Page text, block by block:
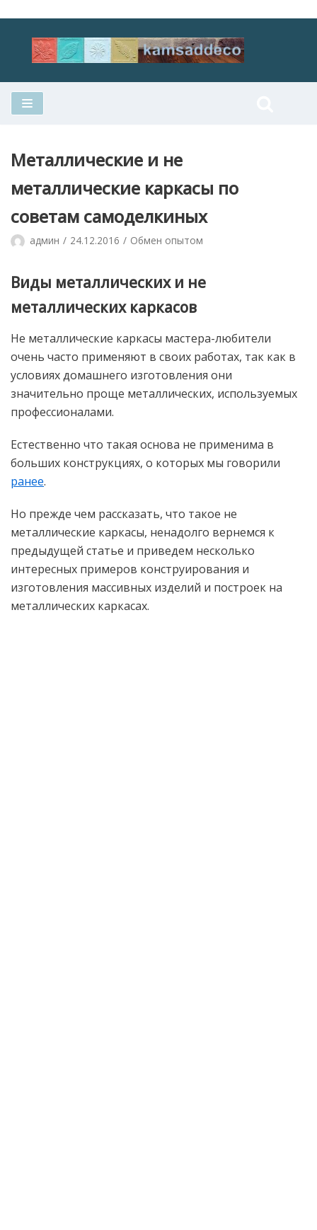
Перейти
Металлические и не
металлические каркасы по
советам самоделкиных
админ 24.12.2016 Обмен опытом
Виды металлических и не
металлических каркасов
Не металлические каркасы мастера-любители
очень часто применяют в своих работах, так как в
условиях домашнего изготовления они
значительно проще металлических, используемых
профессионалами.
Естественно что такая основа не применима в
больших конструкциях, о которых мы говорили
ранее.
Но прежде чем рассказать, что такое не
металлические каркасы, ненадолго вернемся к
предыдущей статье и приведем несколько
интересных примеров конструирования и
изготовления массивных изделий и построек на
металлических каркасах.